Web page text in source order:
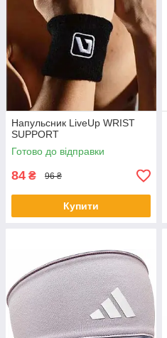
Напульсник LiveUp WRIST
SUPPORT
Готово до відправки
84 ₴ 96 ₴
Купити